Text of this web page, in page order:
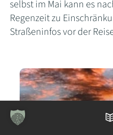
selbst im Mai kann es
Regenzeit zu
Straßeninfos vor der